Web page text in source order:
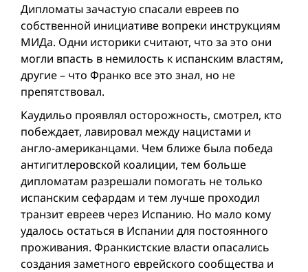
Дипломаты зачастую спасали евреев по
собственной инициативе вопреки инструкциям
МИДа. Одни историки считают, что за это они
могли впасть в немилость к испанским властям,
другие – что Франко все это знал, но не
препятствовал.
Каудильо проявлял осторожность, смотрел, кто
побеждает, лавировал между нацистами и
англо-американцами. Чем ближе была победа
антигитлеровской коалиции, тем больше
дипломатам разрешали помогать не только
испанским сефардам и тем лучше проходил
транзит евреев через Испанию. Но мало кому
удалось остаться в Испании для постоянного
проживания. Франкистские власти опасались
создания заметного еврейского сообщества и